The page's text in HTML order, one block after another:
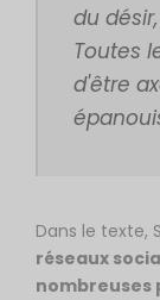
du
Toutes
d'être
Dans le texte,
réseaux
nombreuses